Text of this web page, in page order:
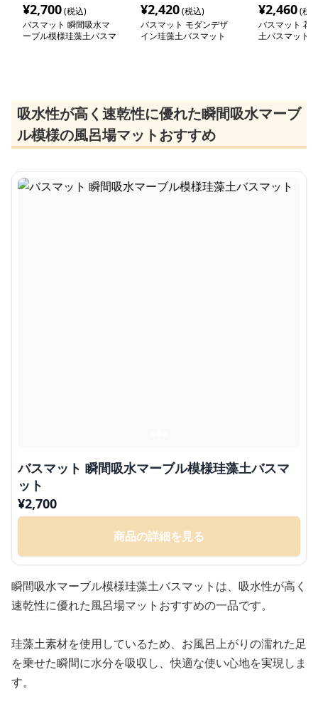
¥2,700(税込)
バスマット 瞬間吸水マ
ーブル模様珪藻土バスマ
¥2,420(税込)
バスマット モダンデザ
イン珪藻土バスマット
¥2,460(税
バスマット 花
土バスマット
吸水性が高く速乾性に優れた瞬間吸水マーブ
ル模様の風呂場マットおすすめ
バスマット 瞬間吸水マーブル模様珪藻土バスマ
ット
¥2,700
商品の詳細を見る
瞬間吸水マーブル模様珪藻土バスマットは、吸水性が高く
速乾性に優れた風呂場マットおすすめの一品です。
珪藻土素材を使用しているため、お風呂上がりの濡れた足
を乗せた瞬間に水分を吸収し、快適な使い心地を実現しま
す。